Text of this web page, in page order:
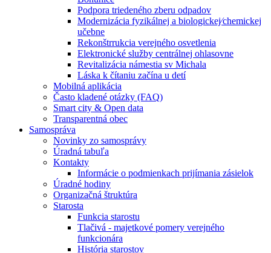
Podpora triedeného zberu odpadov
Modernizácia fyzikálnej a biologickej⁄chemickej
učebne
Rekonštrrukcia verejného osvetlenia
Elektronické služby centrálnej ohlasovne
Revitalizácia námestia sv Michala
Láska k čítaniu začína u detí
Mobilná aplikácia
Často kladené otázky (FAQ)
Smart city & Open data
Transparentná obec
Samospráva
Novinky zo samosprávy
Úradná tabuľa
Kontakty
Informácie o podmienkach prijímania zásielok
Úradné hodiny
Organizačná štruktúra
Starosta
Funkcia starostu
Tlačivá - majetkové pomery verejného
funkcionára
História starostov